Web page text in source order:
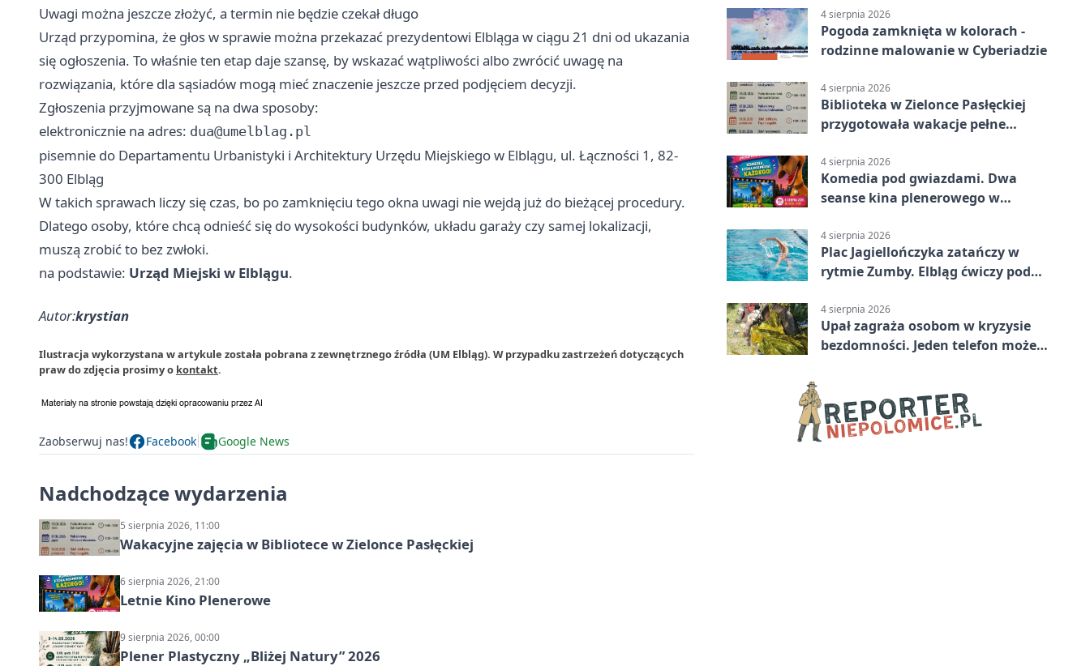
Uwagi można jeszcze złożyć, a termin nie będzie czekał długo
Urząd przypomina, że głos w sprawie można przekazać prezydentowi Elbląga w ciągu 21 dni od ukazania
się ogłoszenia. To właśnie ten etap daje szansę, by wskazać wątpliwości albo zwrócić uwagę na
rozwiązania, które dla sąsiadów mogą mieć znaczenie jeszcze przed podjęciem decyzji.
Zgłoszenia przyjmowane są na dwa sposoby:
elektronicznie na adres: dua@umelblag.pl
pisemnie do Departamentu Urbanistyki i Architektury Urzędu Miejskiego w Elblągu, ul. Łączności 1, 82-
300 Elbląg
W takich sprawach liczy się czas, bo po zamknięciu tego okna uwagi nie wejdą już do bieżącej procedury.
Dlatego osoby, które chcą odnieść się do wysokości budynków, układu garaży czy samej lokalizacji,
muszą zrobić to bez zwłoki.
na podstawie: Urząd Miejski w Elblągu.
Autor:krystian
Ilustracja wykorzystana w artykule została pobrana z zewnętrznego źródła (UM Elbląg). W przypadku zastrzeżeń dotyczących
praw do zdjęcia prosimy o kontakt.
Zaobserwuj nas! Facebook Google News
Nadchodzące wydarzenia
5 sierpnia 2026, 11:00
Wakacyjne zajęcia w Bibliotece w Zielonce Pasłęckiej
6 sierpnia 2026, 21:00
Letnie Kino Plenerowe
9 sierpnia 2026, 00:00
Plener Plastyczny „Bliżej Natury” 2026
4 sierpnia 2026
Pogoda zamknięta w kolorach -
rodzinne malowanie w Cyberiadzie
4 sierpnia 2026
Biblioteka w Zielonce Pasłęckiej
przygotowała wakacje pełne
4 sierpnia 2026
Komedia pod gwiazdami. Dwa
seanse kina plenerowego w
4 sierpnia 2026
Plac Jagiellończyka zatańczy w
rytmie Zumby. Elbląg ćwiczy pod
4 sierpnia 2026
Upał zagraża osobom w kryzysie
bezdomności. Jeden telefon może